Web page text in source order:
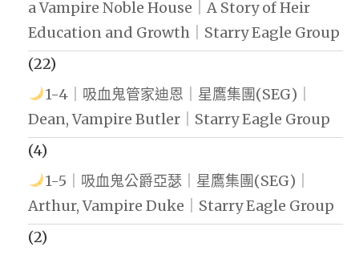
a Vampire Noble House｜A Story of Heir
Education and Growth｜Starry Eagle Group
(22)
1-4｜吸血鬼管家迪恩｜星鷹集團(SEG)｜
Dean, Vampire Butler｜Starry Eagle Group
(4)
1-5｜吸血鬼公爵亞瑟｜星鷹集團(SEG)｜
Arthur, Vampire Duke｜Starry Eagle Group
(2)